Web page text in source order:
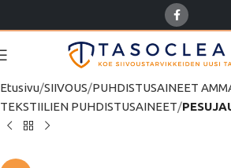
Etusivu SIIVOUS PUHDISTUSAINEET
TEKSTIILIEN PUHDISTUSAINEET